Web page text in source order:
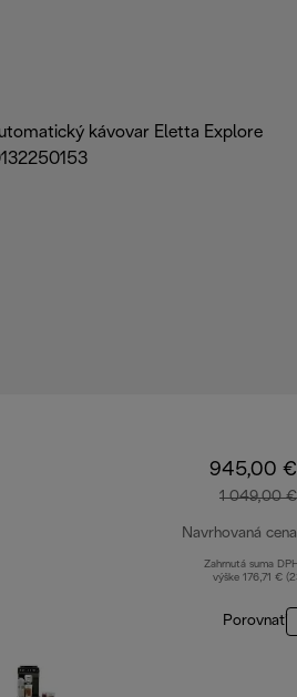
945,00 €
1 049,00 €
Navrhovaná cena
Zahrnutá suma
výške 176,71 €
Porovnať